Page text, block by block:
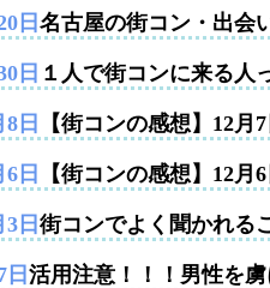
日 名古屋の街コン・出会
日 １人で街コンに来る人
日 【街コンの感想】12月
日 【街コンの感想】12月
日 街コンでよく聞かれる
日活用注意！！！男性を